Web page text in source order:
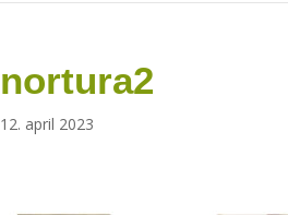
nortura2
12. april 2023